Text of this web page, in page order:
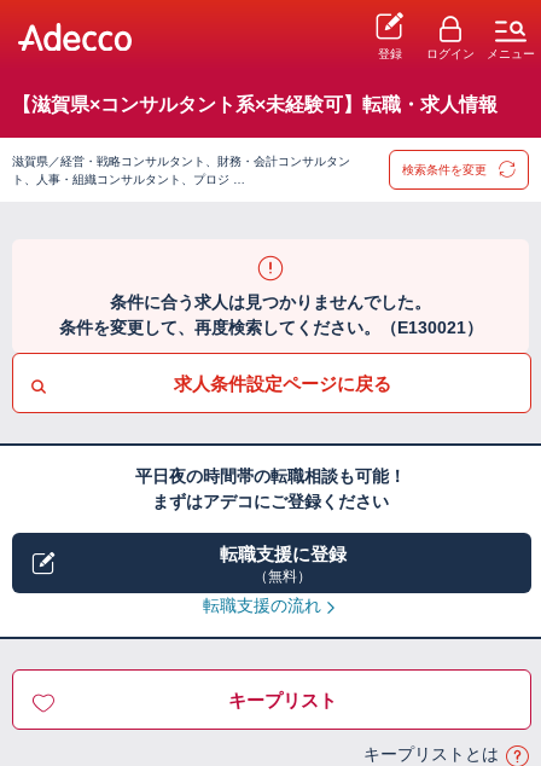
登録 ログイン メニュー
【滋賀県×コンサルタント系×未経験可】転職・求人情報
滋賀県／経営・戦略コンサルタント、財務・会計コンサルタン
ト、人事・組織コンサルタント、プロジ …
検索条件を変更
条件に合う求人は見つかりませんでした。
条件を変更して、再度検索してください。（E130021）
求人条件設定ページに戻る
平日夜の時間帯の転職相談も可能！
まずはアデコにご登録ください
転職支援に登録
（無料）
転職支援の流れ
キープリスト
キープリストとは